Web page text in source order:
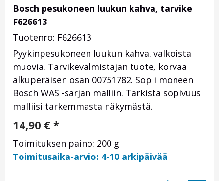
Bosch pesukoneen luukun kahva, tarvike
F626613
Tuotenro: F626613
Pyykinpesukoneen luukun kahva. valkoista
muovia. Tarvikevalmistajan tuote, korvaa
alkuperäisen osan 00751782. Sopii moneen
Bosch WAS -sarjan malliin. Tarkista sopivuus
malliisi tarkemmasta näkymästä.
14,90 € *
Toimituksen paino: 200 g
Toimitusaika-arvio: 4-10 arkipäivää